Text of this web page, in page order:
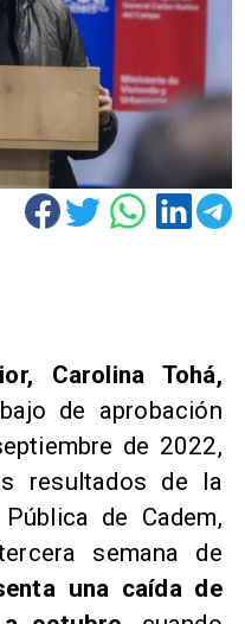
Carolina Tohá,
de aprobación
de 2022,
resultados de la
de Cadem,
semana de
una caída de